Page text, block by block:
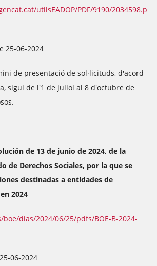
utilsEADOP/PDF/9190/2034598.p
25-06-2024
de presentació de sol·licituds, d'acord
sigui de l'1 de juliol al 8 d'octubre de
de 13 de junio de 2024, de la
de Derechos Sociales, por la que se
destinadas a entidades de
2024
dias/2024/06/25/pdfs/BOE-B-2024-
06-2024